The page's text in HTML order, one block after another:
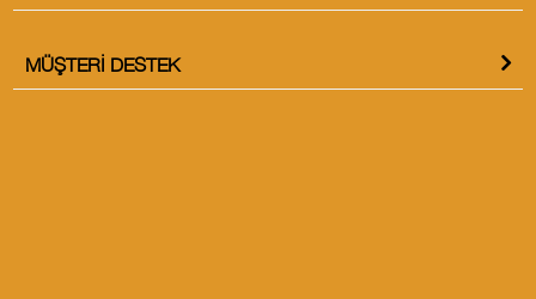
MÜŞTERI DESTEK